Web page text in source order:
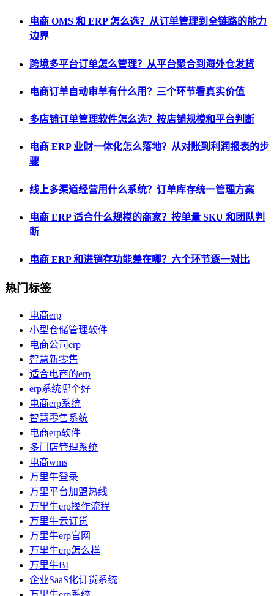
电商 OMS 和 ERP 怎么选？从订单管理到全链路的能力
边界
跨境多平台订单怎么管理？从平台聚合到海外仓发货
电商订单自动审单有什么用？三个环节看真实价值
多店铺订单管理软件怎么选？按店铺规模和平台判断
电商 ERP 业财一体化怎么落地？从对账到利润报表的步
骤
线上多渠道经营用什么系统？订单库存统一管理方案
电商 ERP 适合什么规模的商家？按单量 SKU 和团队判
断
电商 ERP 和进销存功能差在哪？六个环节逐一对比
热门标签
电商erp
小型仓储管理软件
电商公司erp
智慧新零售
适合电商的erp
erp系统哪个好
电商erp系统
智慧零售系统
电商erp软件
多门店管理系统
电商wms
万里牛登录
万里平台加盟热线
万里牛erp操作流程
万里牛云订货
万里牛erp官网
万里牛erp怎么样
万里牛BI
企业SaaS化订货系统